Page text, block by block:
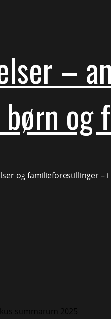
–
og
og familieforestillinger – i